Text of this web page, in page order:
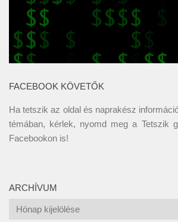
FACEBOOK KÖVETŐK
Ha tetszik az oldal és naprakész
témában, kérlek, nyomd meg a Tetszik
Facebookon is!
ARCHÍVUM
Archívum